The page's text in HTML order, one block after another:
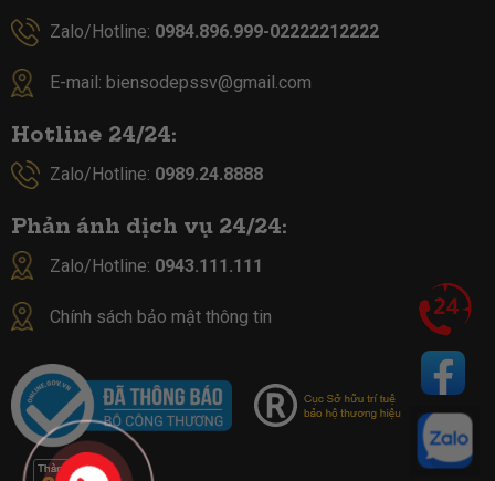
Zalo/Hotline: 0984.896.999-02222212222
E-mail: biensodepssv@gmail.com
Hotline 24/24:
Zalo/Hotline: 0989.24.8888
Phản ánh dịch vụ 24/24:
Zalo/Hotline: 0943.111.111
Chính sách bảo mật thông tin